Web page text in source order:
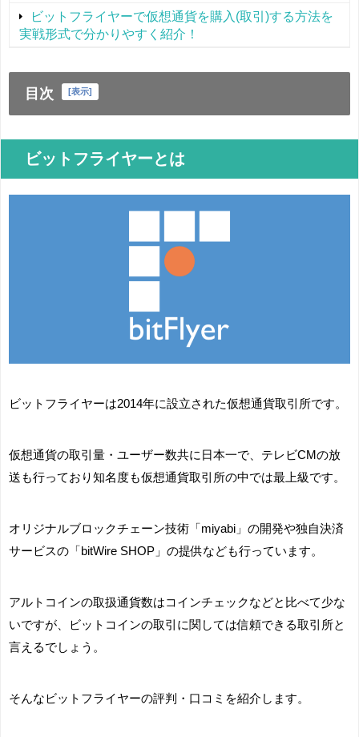
ビットフライヤーで仮想通貨を購入(取引)する方法を
実戦形式で分かりやすく紹介！
目次 [表示]
ビットフライヤーとは
ビットフライヤーは2014年に設立された仮想通貨取引所です。
仮想通貨の取引量・ユーザー数共に日本一で、テレビCMの放
送も行っており知名度も仮想通貨取引所の中では最上級です。
オリジナルブロックチェーン技術「miyabi」の開発や独自決済
サービスの「bitWire SHOP」の提供なども行っています。
アルトコインの取扱通貨数はコインチェックなどと比べて少な
いですが、ビットコインの取引に関しては信頼できる取引所と
言えるでしょう。
そんなビットフライヤーの評判・口コミを紹介します。